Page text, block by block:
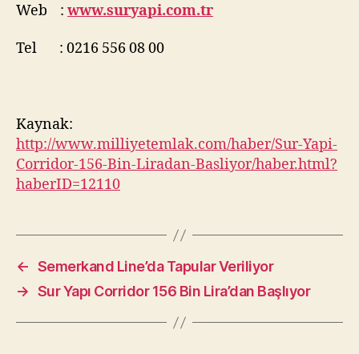
Web : www.suryapi.com.tr
Tel : 0216 556 08 00
Kaynak:
http://www.milliyetemlak.com/haber/Sur-Yapi-
Corridor-156-Bin-Liradan-Basliyor/haber.html?
haberID=12110
← Semerkand Line’da Tapular Veriliyor
→ Sur Yapı Corridor 156 Bin Lira’dan Başlıyor